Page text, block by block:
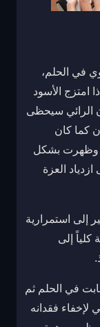
في الحلم،
امتزج الأسود
الرائي سيحظى
كما كان
وظهرت بشكل
العزة
إلى استمرارية
كلياً إلى
في الحلم ثم
لإخفاء فقدانه